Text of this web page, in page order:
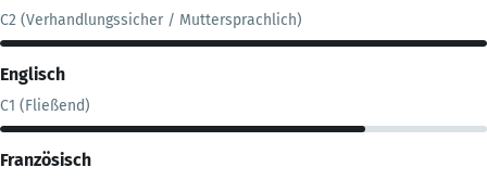
C2 (Verhandlungssicher / Muttersprachlich)
Englisch
C1 (Fließend)
Französisch